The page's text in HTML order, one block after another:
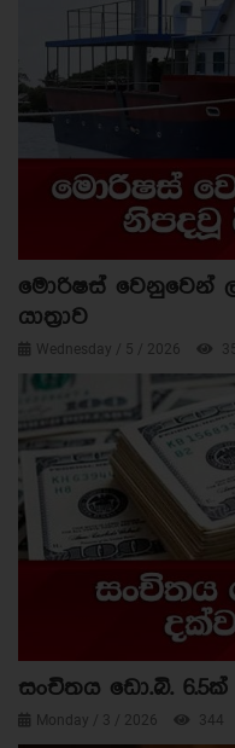
මොරිෂස් වෙනුවෙන්
යාත්‍රාව
Wednesday / 5 / 2026
සංචිතය ඩො.බි.
Monday / 3 / 2026 344